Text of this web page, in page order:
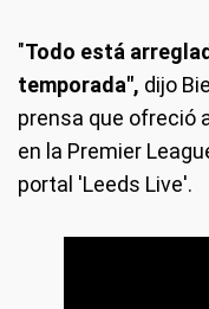
"Todo está
temporada", dijo
prensa que ofreció
en la Premier
portal 'Leeds Live'.